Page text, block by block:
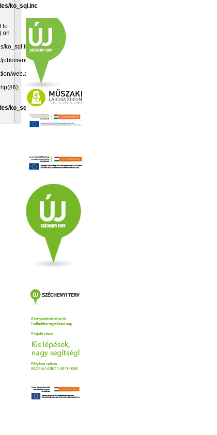
ko_sql.inc
to
on
ko_sql.inc:19
jobbmenu.inc(192):
web.app(349):
ko_sql.inc